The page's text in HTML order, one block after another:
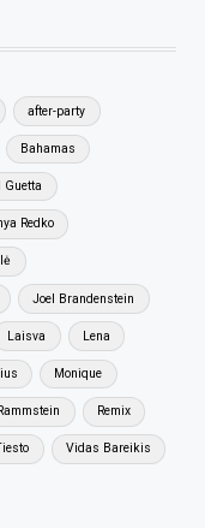
after-party
Bahamas
Guetta
Redko
Joel Brandenstein
Laisva Lena
Monique
Rammstein Remix
Vidas Bareikis